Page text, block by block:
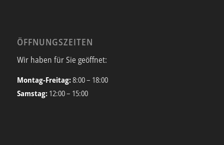
ÖFFNUNGSZEITEN
Wir haben für Sie geöffnet:
Montag-Freitag:8:00 – 18:00
Samstag: 12:00 – 15:00